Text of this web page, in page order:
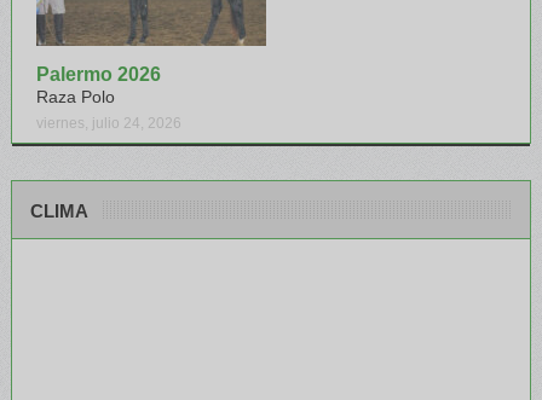
Palermo 2026
Raza Polo
viernes, julio 24, 2026
CLIMA